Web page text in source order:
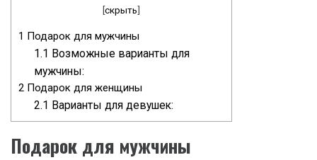
[скрыть]
1 Подарок для мужчины
1.1 Возможные варианты для
мужчины:
2 Подарок для женщины
2.1 Варианты для девушек:
Подарок для мужчины